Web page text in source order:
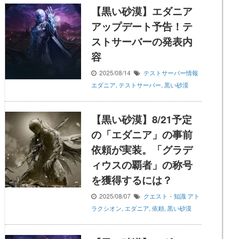
【黒い砂漠】エダニア
アップデート予告！テ
ストサーバーの発表内
容
2025/08/14
テストサーバー情報
エダニア, テストサーバー, 黒い砂漠
【黒い砂漠】8/21予定
の「エダニア」の事前
依頼が実装。「グラデ
ィウスの覇者」の称号
を獲得するには？
2025/08/07 クエスト・知識 アト
ラクシオン, エダニア, 依頼, 黒い砂漠